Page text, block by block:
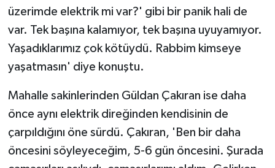
üzerimde elektrik mi var?' gibi bir panik hali de
var. Tek başına kalamıyor, tek başına uyuyamıyor.
Yaşadıklarımız çok kötüydü. Rabbim kimseye
yaşatmasın' diye konuştu.
Mahalle sakinlerinden Güldan Çakıran ise daha
önce aynı elektrik direğinden kendisinin de
çarpıldığını öne sürdü. Çakıran, 'Ben bir daha
öncesini söyleyeceğim, 5-6 gün öncesini. Şurada